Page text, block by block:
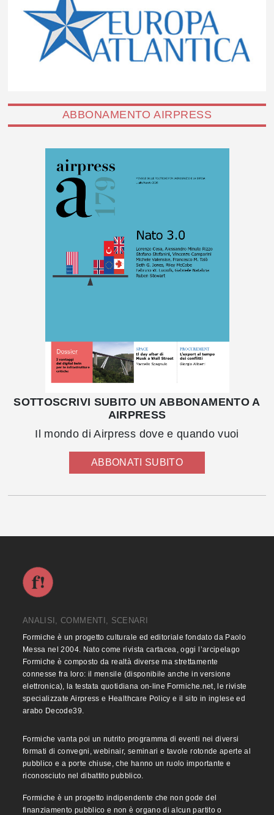
ABBONAMENTO AIRPRESS
SOTTOSCRIVI SUBITO UN ABBONAMENTO A
AIRPRESS
Il mondo di Airpress dove e quando vuoi
ABBONATI SUBITO
ANALISI, COMMENTI, SCENARI
Formiche è un progetto culturale ed editoriale fondato da Paolo
Messa nel 2004. Nato come rivista cartacea, oggi l’arcipelago
Formiche è composto da realtà diverse ma strettamente
connesse fra loro: il mensile (disponibile anche in versione
elettronica), la testata quotidiana on-line Formiche.net, le riviste
specializzate Airpress e Healthcare Policy e il sito in inglese ed
arabo Decode39.
Formiche vanta poi un nutrito programma di eventi nei diversi
formati di convegni, webinair, seminari e tavole rotonde aperte al
pubblico e a porte chiuse, che hanno un ruolo importante e
riconosciuto nel dibattito pubblico.
Formiche è un progetto indipendente che non gode del
finanziamento pubblico e non è organo di alcun partito o